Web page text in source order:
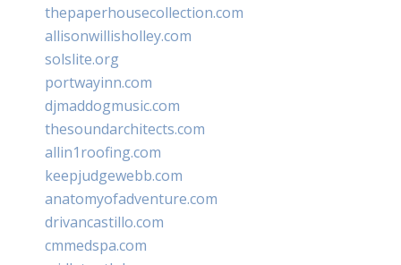
thepaperhousecollection.com
allisonwillisholley.com
solslite.org
portwayinn.com
djmaddogmusic.com
thesoundarchitects.com
allin1roofing.com
keepjudgewebb.com
anatomyofadventure.com
drivancastillo.com
cmmedspa.com